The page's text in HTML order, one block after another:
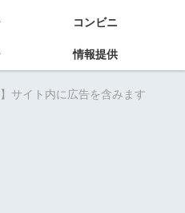
コンビニ
情報提供
サイト内に広告を含みます